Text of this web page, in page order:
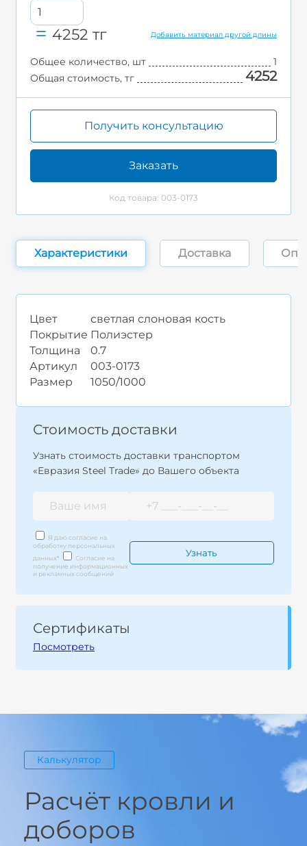
4252 тг Добавить материал другой длины
Общее количество, шт
1
Общая стоимость, тг
4252
Получить консультацию
Заказать
Код товара: 003-0173
Характеристики Доставка
Цвет
светлая слоновая кость
Покрытие Полиэстер
Толщина
0.7
Артикул
003-0173
Размер
1050/1000
Стоимость доставки
Узнать стоимость доставки транспортом
«Евразия Steel Trade» до Вашего объекта
Я даю согласие на
обработку персональных
данных*
Согласие на
получение информационных
и рекламных сообщений
Сертификаты
Посмотреть
Калькулятор
Расчёт кровли и
доборов